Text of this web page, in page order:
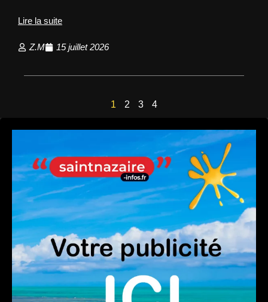
Lire la suite
Z.M 15 juillet 2026
1 2 3 4